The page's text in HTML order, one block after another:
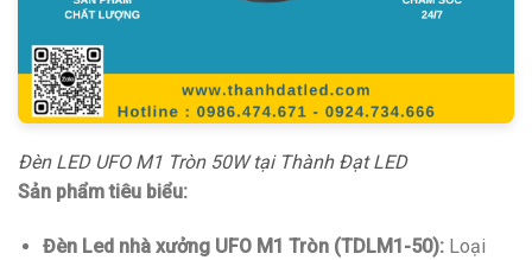
Đèn LED UFO M1 Tròn 50W tại Thành Đạt LED
Sản phẩm tiêu biểu:
Đèn Led nhà xưởng UFO M1 Tròn (TDLM1-50):Loại